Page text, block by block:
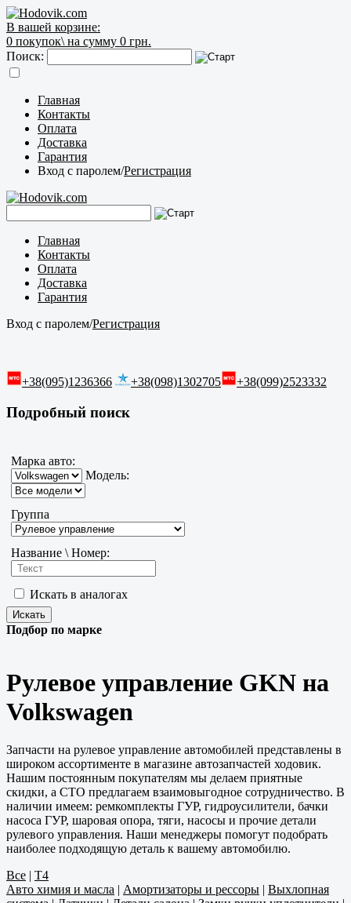
В вашей корзине:
0 покупок\ на сумму 0 грн.
Поиск:
Главная
Контакты
Оплата
Доставка
Гарантия
Вход с паролем/Регистрация
Главная
Контакты
Оплата
Доставка
Гарантия
Вход с паролем/Регистрация
+38(095)1236366 +38(098)1302705 +38(099)2523332
Подробный поиск
Марка авто:
Модель:
Группа
Название \ Номер:
Искать в аналогах
Подбор по марке
Рулевое управление GKN на
Volkswagen
Запчасти на рулевое управление автомобилей представлены в
широком ассортименте в магазине автозапчастей ходовик.
Нашим постоянным покупателям мы делаем приятные
скидки, а СТО предлагаем взаимовыгодное сотрудничество. В
наличии имеем: ремкомплекты ГУР, гидроусилители, бачки
насоса ГУР, шаровая опора, тяги, насосы и прочие детали
рулевого управления. Наши менеджеры помогут подобрать
наиболее подходящую деталь к вашему автомобилю.
Все | T4
Авто химия и масла | Амортизаторы и рессоры | Выхлопная